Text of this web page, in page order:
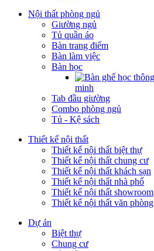
Nội thất phòng ngủ
Giường ngủ
Tủ quần áo
Bàn trang điểm
Bàn làm việc
Bàn học
minh
Tab đầu giường
Combo phòng ngủ
Tủ - Kệ sách
Thiết kế nội thất
Thiết kế nội thất biệt thự
Thiết kế nội thất chung cư
Thiết kế nội thất khách sạn
Thiết kế nội thất nhà phố
Thiết kế nội thất showroom
Thiết kế nội thất văn phòng
Dự án
Biệt thự
Chung cư